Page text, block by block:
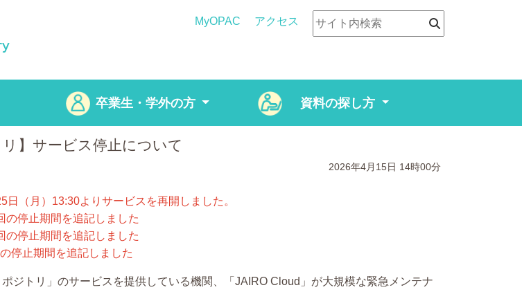
MyOPAC アクセス
卒業生・学外の方 資料の探し方
リ】サービス停止について
2026年4月15日 14時00分
日（月）13:30よりサービスを再開しました。
の停止期間を追記しました
の停止期間を追記しました
停止期間を追記しました
ポジトリ」のサービスを提供している機関、「JAIRO Cloud」が大規模な緊急メンテナ